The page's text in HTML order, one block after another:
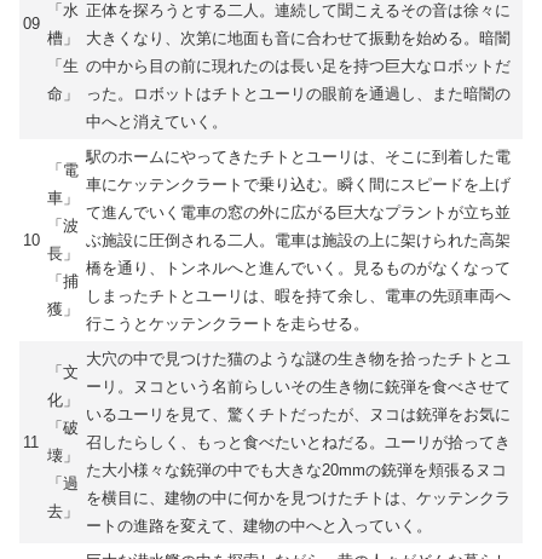
09
「水
槽」
「生
命」
正体を探ろうとする二人。連続して聞こえるその音は徐々に
大きくなり、次第に地面も音に合わせて振動を始める。暗闇
の中から目の前に現れたのは長い足を持つ巨大なロボットだ
った。ロボットはチトとユーリの眼前を通過し、また暗闇の
中へと消えていく。
10
「電
車」
「波
長」
「捕
獲」
駅のホームにやってきたチトとユーリは、そこに到着した電
車にケッテンクラートで乗り込む。瞬く間にスピードを上げ
て進んでいく電車の窓の外に広がる巨大なプラントが立ち並
ぶ施設に圧倒される二人。電車は施設の上に架けられた高架
橋を通り、トンネルへと進んでいく。見るものがなくなって
しまったチトとユーリは、暇を持て余し、電車の先頭車両へ
行こうとケッテンクラートを走らせる。
11
「文
化」
「破
壊」
「過
去」
大穴の中で見つけた猫のような謎の生き物を拾ったチトとユ
ーリ。ヌコという名前らしいその生き物に銃弾を食べさせて
いるユーリを見て、驚くチトだったが、ヌコは銃弾をお気に
召したらしく、もっと食べたいとねだる。ユーリが拾ってき
た大小様々な銃弾の中でも大きな20mmの銃弾を頬張るヌコ
を横目に、建物の中に何かを見つけたチトは、ケッテンクラ
ートの進路を変えて、建物の中へと入っていく。